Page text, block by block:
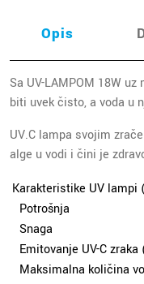
Opis
Sa UV-LAMPOM 18W
biti uvek čisto, a voda u
UV.C lampa svojim
alge u vodi i čini je
Karakteristike UV lampi
Potrošnja
Snaga
Emitovanje UV-C
Maksimalna količina